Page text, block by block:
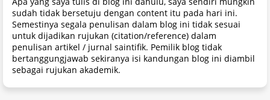
sudah tidak bersetuju dengan content itu pada hari ini.
Semestinya segala penulisan dalam blog ini tidak sesuai
untuk dijadikan rujukan (citation/reference) dalam
penulisan artikel / jurnal saintifik. Pemilik blog tidak
bertanggungjawab sekiranya isi kandungan blog ini diambil
sebagai rujukan akademik.